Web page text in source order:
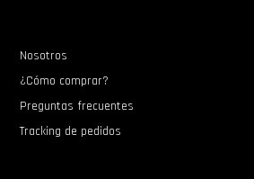
Nosotros
¿Cómo comprar?
Preguntas frecuentes
Tracking de pedidos